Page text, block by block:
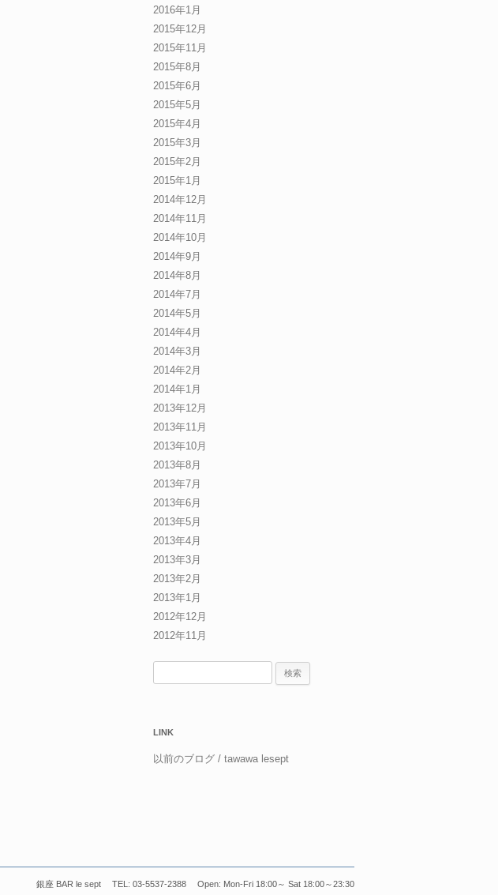
2016年1月
2015年12月
2015年11月
2015年8月
2015年6月
2015年5月
2015年4月
2015年3月
2015年2月
2015年1月
2014年12月
2014年11月
2014年10月
2014年9月
2014年8月
2014年7月
2014年5月
2014年4月
2014年3月
2014年2月
2014年1月
2013年12月
2013年11月
2013年10月
2013年8月
2013年7月
2013年6月
2013年5月
2013年4月
2013年3月
2013年2月
2013年1月
2012年12月
2012年11月
LINK
以前のブログ / tawawa lesept
銀座 BAR le sept TEL: 03-5537-2388 Open: Mon-Fri 18:00～ Sat 18:00～23:30